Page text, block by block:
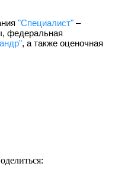
"Специалист" –
федеральная
, а также оценочная